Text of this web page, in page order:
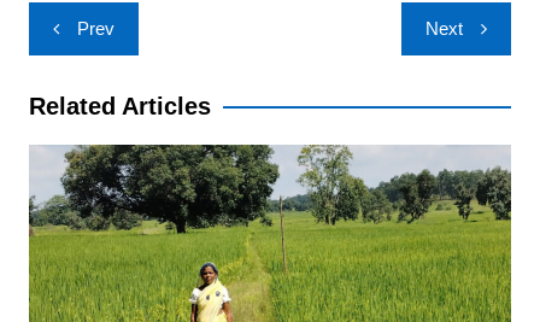
Post
navigation
Prev Next
Related Articles